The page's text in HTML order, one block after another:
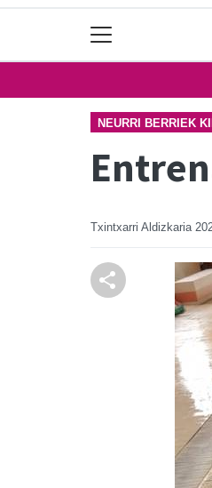
NEURRI BERRIEK
Txintxarri Aldizkaria